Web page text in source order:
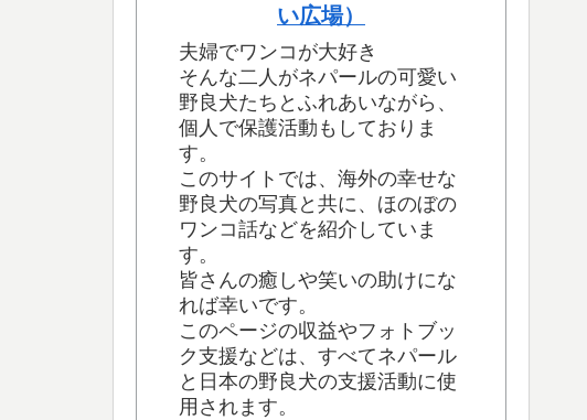
い広場）
夫婦でワンコが大好き
そんな二人がネパールの可愛い
野良犬たちとふれあいながら、
個人で保護活動もしておりま
す。
このサイトでは、海外の幸せな
野良犬の写真と共に、ほのぼの
ワンコ話などを紹介していま
す。
皆さんの癒しや笑いの助けにな
れば幸いです。
このページの収益やフォトブッ
ク支援などは、すべてネパール
と日本の野良犬の支援活動に使
用されます。